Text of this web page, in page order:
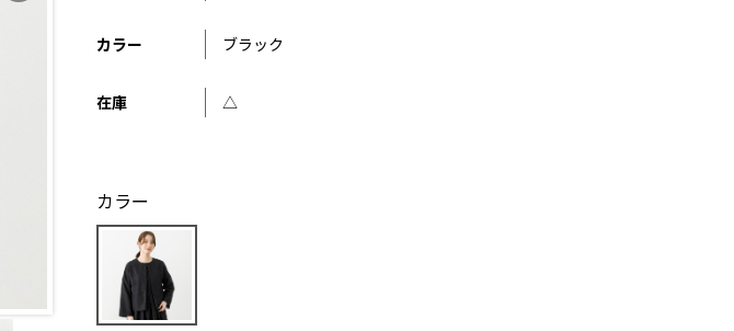
カラー ブラック
在庫 △
カラー